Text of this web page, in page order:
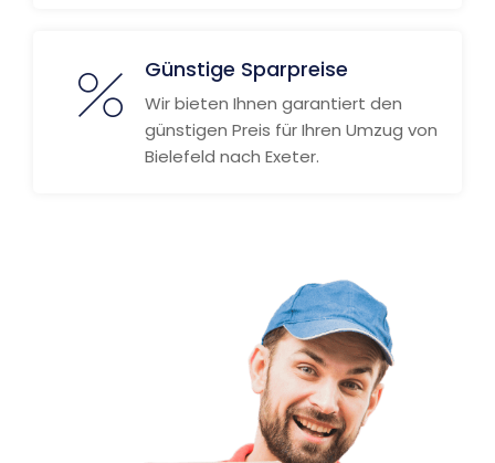
Günstige Sparpreise
Wir bieten Ihnen garantiert den
günstigen Preis für Ihren Umzug von
Bielefeld nach Exeter.